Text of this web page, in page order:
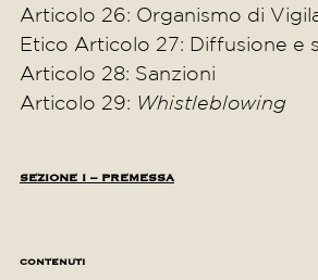
Articolo 26: Organismo di
Etico Articolo 27: Diffusione e
Articolo 28: Sanzioni
Articolo 29: Whistleblowing
SEZIONE I – PREMESSA
CONTENUTI